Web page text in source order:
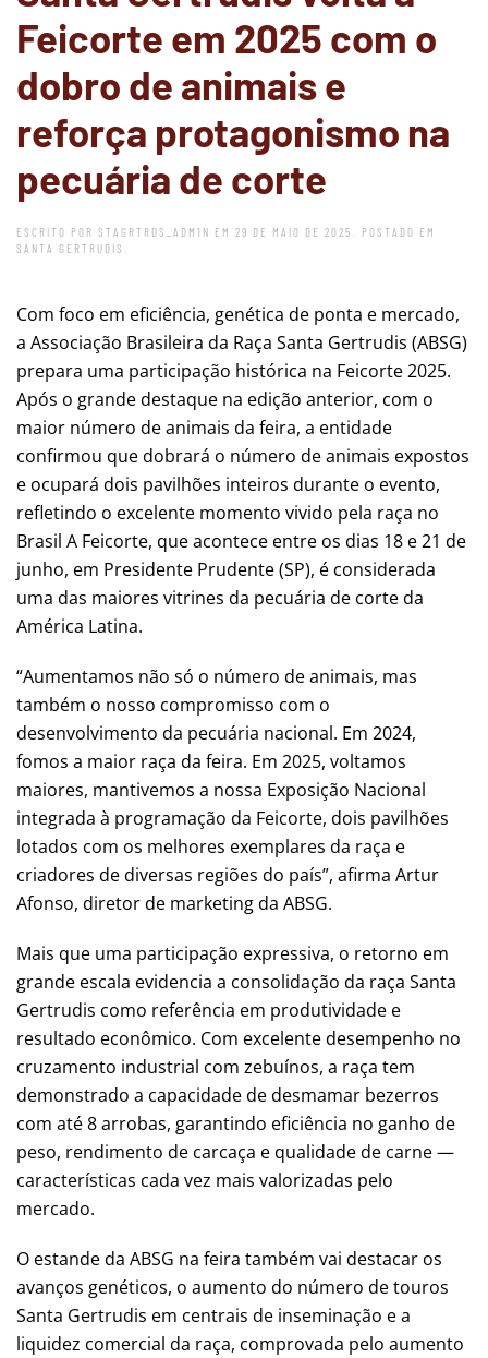
Feicorte em 2025 com o
dobro de animais e
reforça protagonismo na
pecuária de corte
ESCRITO POR STAGRTRDS_ADM1N EM 29 DE MAIO DE 2025
. POSTADO EM
SANTA GERTRUDIS
Com foco em eficiência, genética de ponta e mercado,
a Associação Brasileira da Raça Santa Gertrudis (ABSG)
prepara uma participação histórica na Feicorte 2025.
Após o grande destaque na edição anterior, com o
maior número de animais da feira, a entidade
confirmou que dobrará o número de animais expostos
e ocupará dois pavilhões inteiros durante o evento,
refletindo o excelente momento vivido pela raça no
Brasil A Feicorte, que acontece entre os dias 18 e 21 de
junho, em Presidente Prudente (SP), é considerada
uma das maiores vitrines da pecuária de corte da
América Latina.
“Aumentamos não só o número de animais, mas
também o nosso compromisso com o
desenvolvimento da pecuária nacional. Em 2024,
fomos a maior raça da feira. Em 2025, voltamos
maiores, mantivemos a nossa Exposição Nacional
integrada à programação da Feicorte, dois pavilhões
lotados com os melhores exemplares da raça e
criadores de diversas regiões do país”, afirma Artur
Afonso, diretor de marketing da ABSG.
Mais que uma participação expressiva, o retorno em
grande escala evidencia a consolidação da raça Santa
Gertrudis como referência em produtividade e
resultado econômico. Com excelente desempenho no
cruzamento industrial com zebuínos, a raça tem
demonstrado a capacidade de desmamar bezerros
com até 8 arrobas, garantindo eficiência no ganho de
peso, rendimento de carcaça e qualidade de carne —
características cada vez mais valorizadas pelo
mercado.
O estande da ABSG na feira também vai destacar os
avanços genéticos, o aumento do número de touros
Santa Gertrudis em centrais de inseminação e a
liquidez comercial da raça, comprovada pelo aumento